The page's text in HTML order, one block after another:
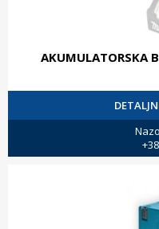
AKUMULATORSKA